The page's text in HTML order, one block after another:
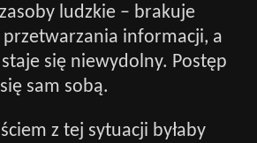
ludzkie – brakuje
informacji, a
się niewydolny. Postęp
sam sobą.
z tej sytuacji byłaby